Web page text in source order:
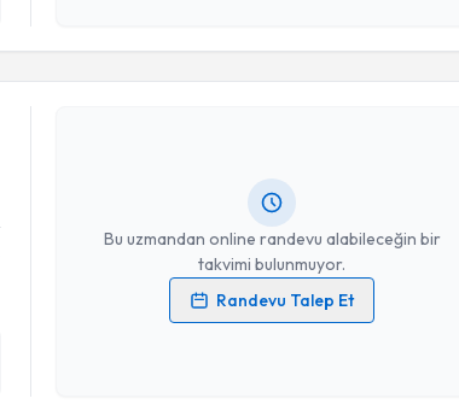
Takvim Talebini Gönder
Bu uzmandan online randevu alabileceğin bir
takvimi bulunmuyor.
Randevu Talep Et
Randevu Takvimi Talebi
Prof. Dr. Fatih Aydemir
Kişisel verilerimin işlenmesine ilişkinAydınlatma Metni
Randevu Takvimi Talebi